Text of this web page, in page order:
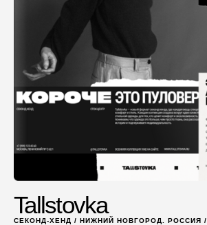
Tallstovka
СЕКОНД-ХЕНД / НИЖНИЙ НОВГОРОД. РОССИЯ /